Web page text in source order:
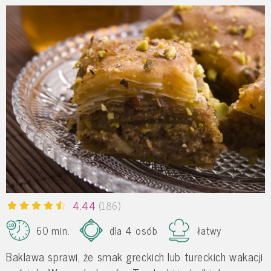
4.44 (186)
60 min.
dla 4 osób łatwy
Baklawa sprawi, że smak greckich lub tureckich wakacji